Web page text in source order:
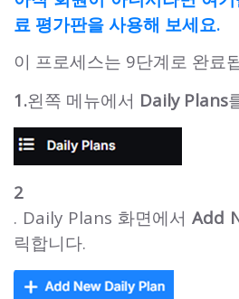
료 평가판을 사용해 보세요.
이 프로세스는 9단계로 완료
1.왼쪽 메뉴에서 Daily Plans
2
. Daily Plans 화면에서 Add
릭합니다.